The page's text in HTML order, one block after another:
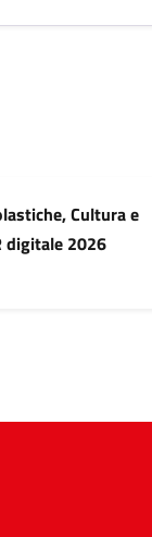
Cultura e
digitale 2026